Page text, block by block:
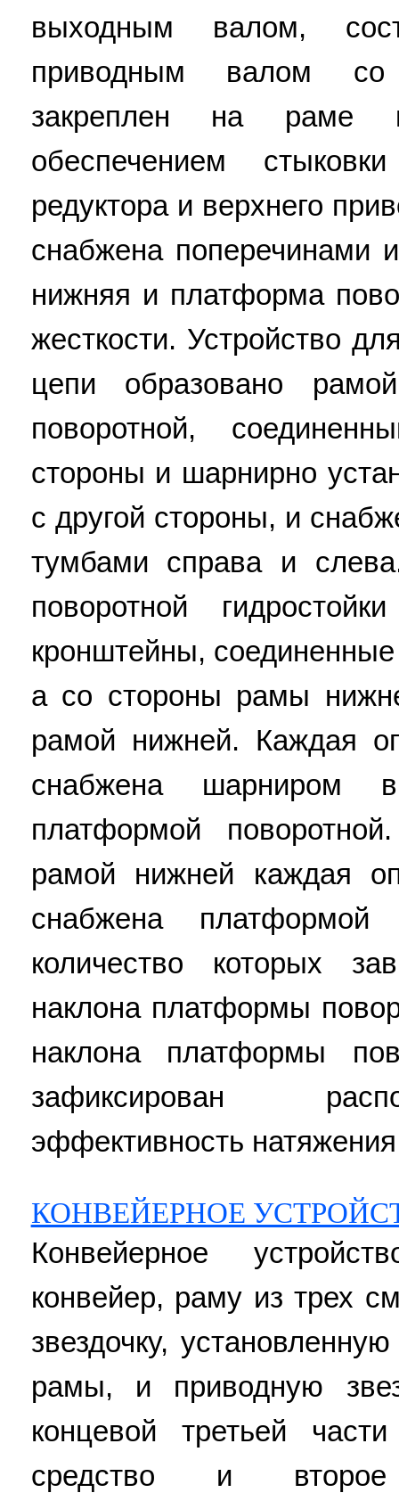
выходным валом,
приводным валом со
закреплен на раме
обеспечением
редуктора и верхнего
снабжена поперечинами
нижняя и платформа
жесткости. Устройство
цепи образовано
поворотной,
стороны и шарнирно
с другой стороны, и
тумбами справа и
поворотной
кронштейны,
а со стороны рамы
рамой нижней. Каждая
снабжена шарниром
платформой
рамой нижней каждая
снабжена
количество которых
наклона платформы
наклона платформы
зафиксирован
эффективность
КОНВЕЙЕРНОЕ
Конвейерное
конвейер, раму из трех
звездочку,
рамы, и приводную
концевой третьей
средство и